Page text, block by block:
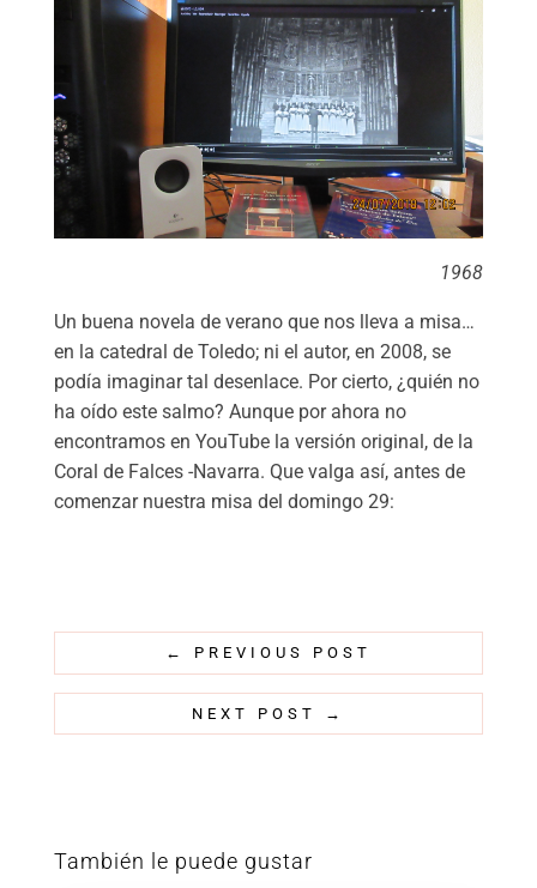
1968
Un buena novela de verano que nos lleva a misa…
en la catedral de Toledo; ni el autor, en 2008, se
podía imaginar tal desenlace. Por cierto, ¿quién no
ha oído este salmo? Aunque por ahora no
encontramos en YouTube la versión original, de la
Coral de Falces -Navarra. Que valga así, antes de
comenzar nuestra misa del domingo 29:
← PREVIOUS POST
NEXT POST →
También le puede gustar